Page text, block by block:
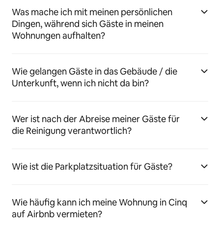
Was mache ich mit meinen persönlichen
Dingen, während sich Gäste in meinen
Wohnungen aufhalten?
Wie gelangen Gäste in das Gebäude / die
Unterkunft, wenn ich nicht da bin?
Wer ist nach der Abreise meiner Gäste für
die Reinigung verantwortlich?
Wie ist die Parkplatzsituation für Gäste?
Wie häufig kann ich meine Wohnung in Cinq
auf Airbnb vermieten?